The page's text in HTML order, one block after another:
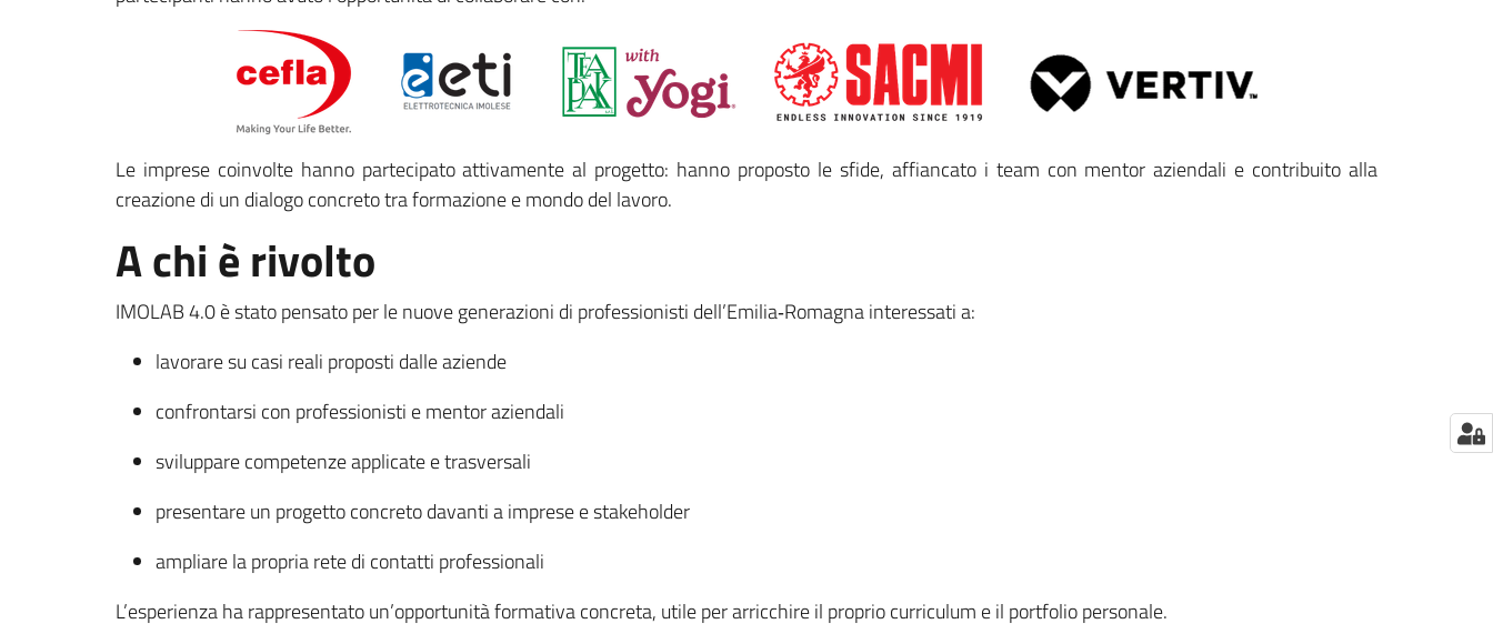
Le imprese coinvolte hanno partecipato attivamente al progetto: hanno proposto le sfide, affiancato i team con mentor aziendali e contribuito alla
creazione di un dialogo concreto tra formazione e mondo del lavoro.
A chi è rivolto
IMOLAB 4.0 è stato pensato per le nuove generazioni di professionisti dell’Emilia‑Romagna interessati a:
lavorare su casi reali proposti dalle aziende
confrontarsi con professionisti e mentor aziendali
sviluppare competenze applicate e trasversali
presentare un progetto concreto davanti a imprese e stakeholder
ampliare la propria rete di contatti professionali
L’esperienza ha rappresentato un’opportunità formativa concreta, utile per arricchire il proprio curriculum e il portfolio personale.